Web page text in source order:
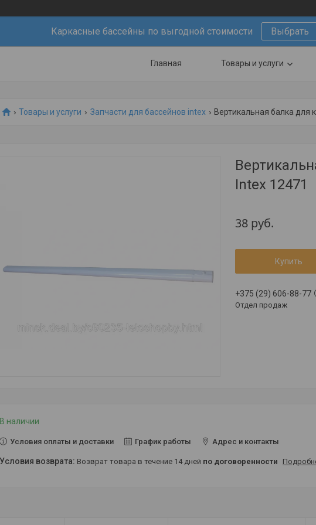
Каркасные бассейны по выгодной стоимости Выбрать
Главная Товары и услуги
Товары и услуги Запчасти для бассейнов intex Вертикальная балка для
Intex 12471
38 руб.
Купить
+375 (29) 606-88-77
Отдел продаж
В наличии
Условия оплаты и доставки График работы Адрес и контакты
возврат товара в течение 14 дней по договоренности